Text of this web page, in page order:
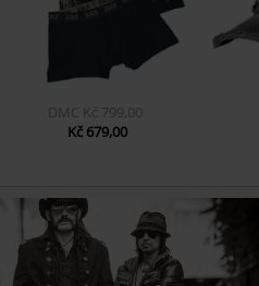
DMC Kč 799,00
Kč 679,00